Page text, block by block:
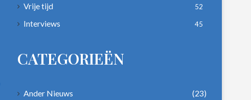
Vrije tijd 52
Interviews 45
CATEGORIEËN
Ander Nieuws
(23)